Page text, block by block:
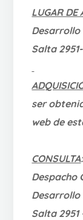
LUGAR DE
Desarrollo
Salta
ser
web de
CONSULTA:
Despacho
Desarrollo
Salta 2951